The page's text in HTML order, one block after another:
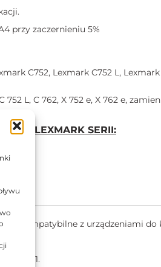
przy zaczernieniu 5%
C752, Lexmark C752 L,
L, C 762, X 752 e, X 762 e,
LEXMARK SERII:
kompatybilne z urządzeniami do
9001.